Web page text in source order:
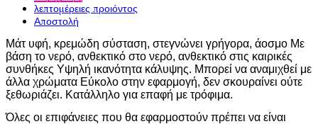
λεπτομέρειες προιόντος
Αποστολή
Μάτ υφή, κρεμώδη σύσταση, στεγνώνει γρήγορα, άοσμο Με
βάση το νερό, ανθεκτικό στο νερό, ανθεκτικό στις καιρικές
συνθήκες Υψηλή ικανότητα κάλυψης. Μπορεί να αναμιχθεί με
άλλα χρώματα Εύκολο στην εφαρμογή, δεν σκουραίνει ούτε
ξεθωριάζει. Κατάλληλο για επαφή με τρόφιμα.
Όλες οι επιφάνειες που θα εφαρμοστούν πρέπει να είναι